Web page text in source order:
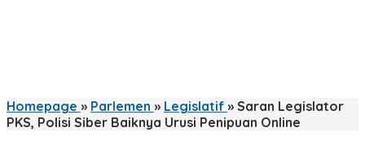
Homepage » Parlemen » Legislatif » Saran Legislator
PKS, Polisi Siber Baiknya Urusi Penipuan Online